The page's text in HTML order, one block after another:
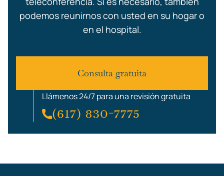
podemos reunirnos con usted en su hogar o
en el hospital.
Consulta gratuita
Llámenos 24/7 para una revisión gratuita
(617) 830-7775